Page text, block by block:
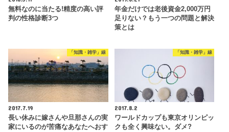
無料なのに当たる!精度の高い評
判の性格診断3つ
年金だけでは老後資金2,000万円
足りない？もう一つの問題と解決
策とは
「知識・雑学」線
2017.7.19
長い休みに嫁さんや旦那さんの実
家にいるのが苦痛なあなたへおす
「知識・雑学」線
2017.8.2
ワールドカップも東京オリンピッ
クも全く興味ない。ダメ?